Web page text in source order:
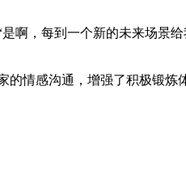
啊，每到一个新的未来场景
情感沟通，增强了积极锻炼